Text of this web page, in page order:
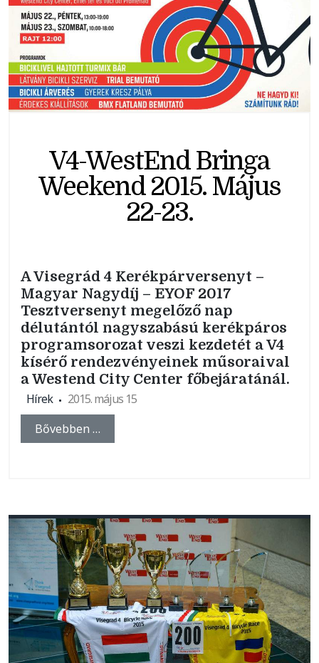
V4-WestEnd Bringa
Weekend 2015. Május
22-23.
A Visegrád 4 Kerékpárversenyt –
Magyar Nagydíj – EYOF 2017
Tesztversenyt megelőző nap
délutántól nagyszabású kerékpáros
programsorozat veszi kezdetét a V4
kísérő rendezvényeinek műsoraival
a Westend City Center főbejáratánál.
Hírek
2015. május 15
Bővebben …